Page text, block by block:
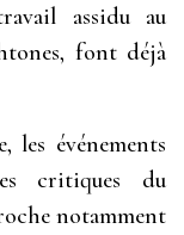
assidu au
font déjà
événements
critiques du
notamment